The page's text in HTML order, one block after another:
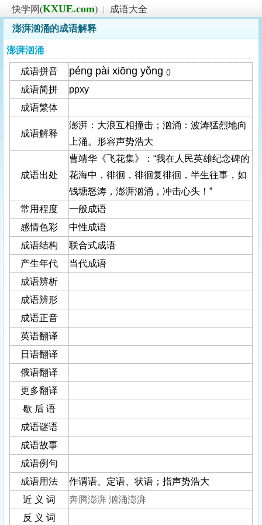
快学网(KXUE.com) |
成语大全
澎湃汹涌的成语解释
澎湃汹涌
成语拼音 péng pài xiōng yǒng ()
成语简拼
ppxy
成语繁体
成语解释
澎湃：大浪互相撞击；汹涌：波涛猛烈地向
上涌。形容声势浩大
成语出处
曹靖华《飞花集》：“我在人民英雄纪念碑的
花海中，徘徊，徘徊复徘徊，半生往事，如
钱塘怒涛，澎湃汹涌，冲击心头！”
常用程度
一般成语
感情色彩
中性成语
成语结构
联合式成语
产生年代
当代成语
成语辨析
成语辨形
成语正音
英语翻译
日语翻译
俄语翻译
更多翻译
歇 后 语
成语谜语
成语故事
成语例句
成语用法
作谓语、定语、状语；指声势浩大
近 义 词
奔腾澎湃 汹涌澎湃
反 义 词